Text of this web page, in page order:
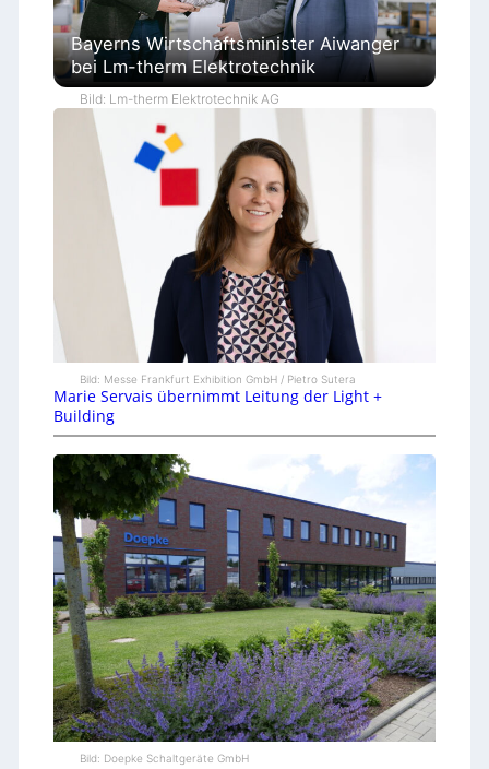
Bayerns Wirtschaftsminister Aiwanger
bei Lm-therm Elektrotechnik
Bild: Lm-therm Elektrotechnik AG
Bild: Messe Frankfurt Exhibition GmbH / Pietro Sutera
Marie Servais übernimmt Leitung der Light +
Building
Bild: Doepke Schaltgeräte GmbH